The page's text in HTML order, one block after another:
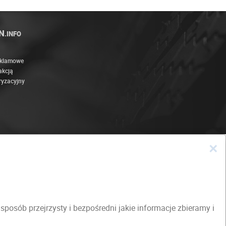
.INFO
×
przejrzysty i bezpośredni jakie informacje zbieramy i